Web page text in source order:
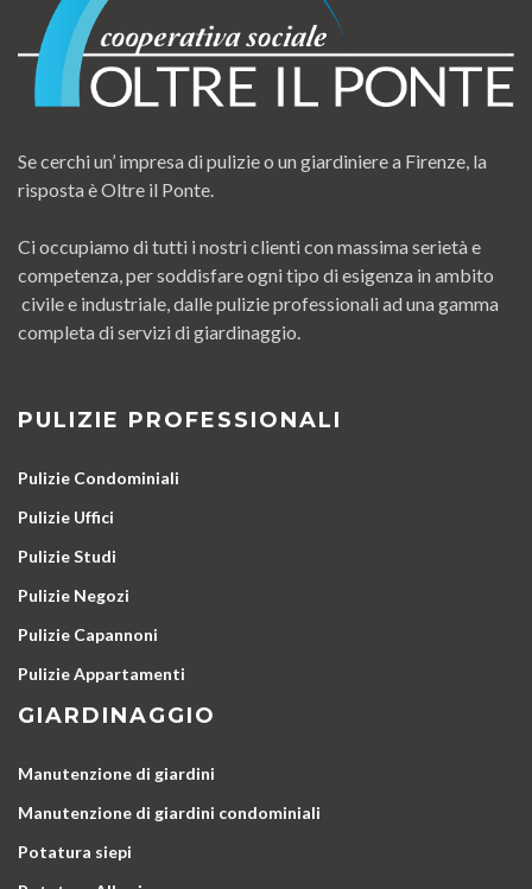
Se cerchi un’ impresa di pulizie o un giardiniere a Firenze, la
risposta è Oltre il Ponte.
Ci occupiamo di tutti i nostri clienti con massima serietà e
competenza, per soddisfare ogni tipo di esigenza in ambito
civile e industriale, dalle pulizie professionali ad una gamma
completa di servizi di giardinaggio.
PULIZIE PROFESSIONALI
Pulizie Condominiali
Pulizie Uffici
Pulizie Studi
Pulizie Negozi
Pulizie Capannoni
Pulizie Appartamenti
GIARDINAGGIO
Manutenzione di giardini
Manutenzione di giardini condominiali
Potatura siepi